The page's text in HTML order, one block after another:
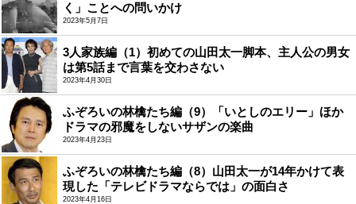
く」ことへの問いかけ
2023年5月7日
3人家族編（1）初めての山田太一脚本、主人公の男女
は第5話まで言葉を交わさない
2023年4月30日
ふぞろいの林檎たち編（9）「いとしのエリー」ほか
ドラマの邪魔をしないサザンの楽曲
2023年4月23日
ふぞろいの林檎たち編（8）山田太一が14年かけて表
現した「テレビドラマならでは」の面白さ
2023年4月16日